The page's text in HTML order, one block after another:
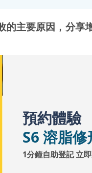
的主要原因，分
預約體驗
S6 溶脂
1分鐘自助登記 立